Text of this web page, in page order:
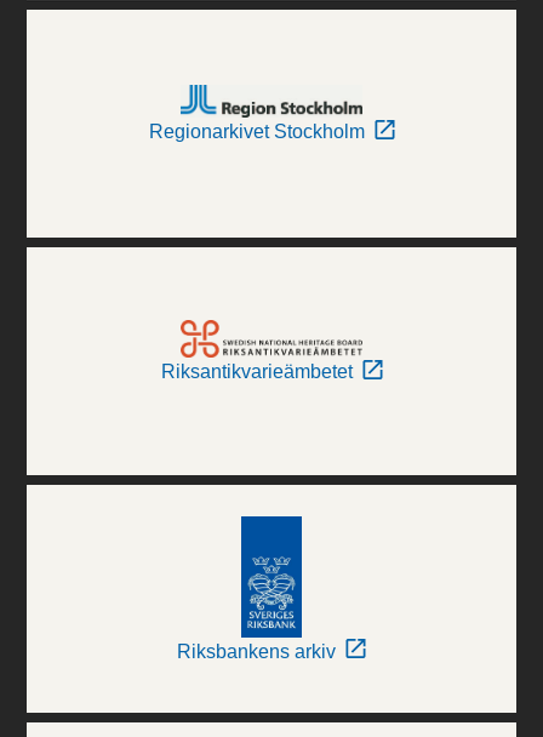
Regionarkivet Stockholm
Riksantikvarieämbetet
Riksbankens arkiv